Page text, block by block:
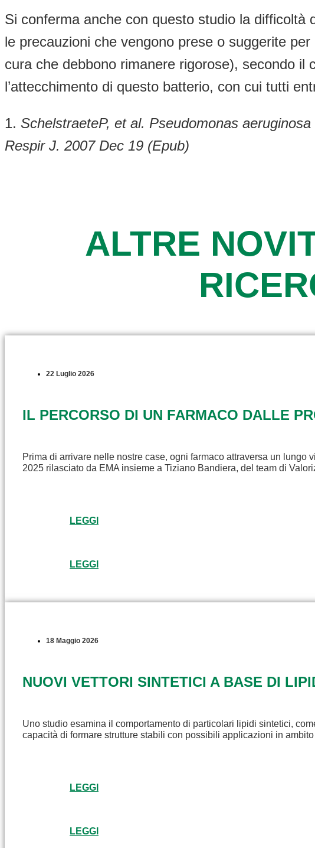
Si conferma anche con questo studio la difficoltà
le precauzioni che vengono prese o suggerite
cura che debbono rimanere rigorose), secondo il
l’attecchimento di questo batterio, con cui tutti
1. SchelstraeteP, et al. Pseudomonas
Respir J. 2007 Dec 19 (Epub)
ALTRE
22 Luglio 2026
IL PERCORSO DI UN FARMACO DALLE
Prima di arrivare nelle nostre case, ogni farmaco attraversa un
2025 rilasciato da EMA insieme a Tiziano Bandiera, del team di
LEGGI
LEGGI
18 Maggio 2026
NUOVI VETTORI SINTETICI A BASE DI
Uno studio esamina il comportamento di particolari lipidi sintetici,
capacità di formare strutture stabili con possibili applicazioni in
LEGGI
LEGGI